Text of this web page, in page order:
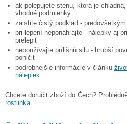
ak polepujete stenu, ktorá je
vhodné podmienky
zaistite čistý podklad -
pri lepení neponáhľajte - nálepky aj
prelepiť
nepoužívajte prílišnú silu - hrubší
poničiť
podrobnejšie informácie v článku
nálepiek
Chcete doručit zboží do Čech?
rostlinka